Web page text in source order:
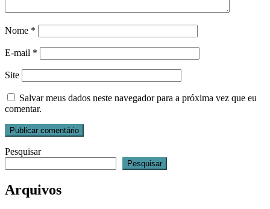
Nome *
E-mail *
Site
Salvar meus dados neste navegador para a próxima vez que eu
comentar.
Pesquisar
Pesquisar
Arquivos